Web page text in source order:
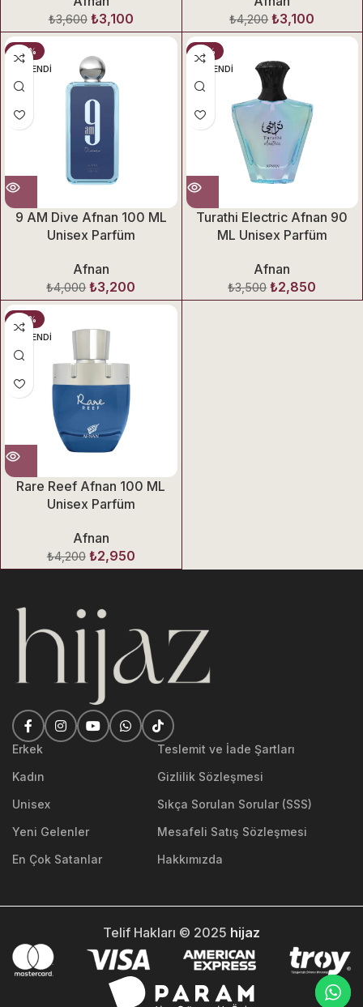
₺3,600 ₺3,100 ₺4,200 ₺3,100
-20%
TÜKENDI
9 AM Dive Afnan 100 ML
Unisex Parfüm
Afnan
₺4,000 ₺3,200
-19%
TÜKENDI
Turathi Electric Afnan 90
ML Unisex Parfüm
Afnan
₺3,500 ₺2,850
-30%
TÜKENDI
Rare Reef Afnan 100 ML
Unisex Parfüm
Afnan
₺4,200 ₺2,950
Erkek
Kadın
Unisex
Yeni Gelenler
En Çok Satanlar
Teslemit ve İade Şartları
Gizlilik Sözleşmesi
Sıkça Sorulan Sorular (SSS)
Mesafeli Satış Sözleşmesi
Hakkımızda
Telif Hakları © 2025 hijaz